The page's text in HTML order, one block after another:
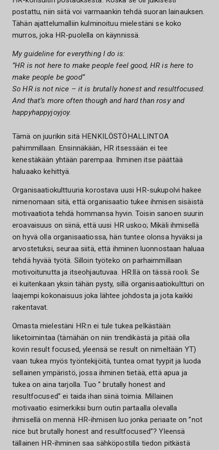
postattu, niin siitä voi varmaankin tehdä suoran lainauksen.
Tähän ajattelumalliin kulminoituu mielestäni se koko
murros, joka HR-puolella on käynnissä.
My guideline for everything I do is:
”HR is not here to make people feel good, HR is here to
make people be good”
So HR is not nice – it is brutally honest and resultfocused.
And that’s more often though and hard than rosy and
happyhappyjoyjoy.
Tämä on juurikin sitä HENKILÖSTÖHALLINTOA
pahimmillaan. Ensinnäkään, HR itsessään ei tee
kenestäkään yhtään parempaa. Ihminen itse päättää
haluaako kehittyä.
Organisaatiokulttuuria korostava uusi HR-sukupolvi hakee
nimenomaan sitä, että organisaatio tukee ihmisen sisäistä
motivaatiota tehdä hommansa hyvin. Toisin sanoen suurin
eroavaisuus on siinä, että uusi HR uskoo; Mikäli ihmisellä
on hyvä olla organisaatiossa, hän tuntee olonsa hyväksi ja
arvostetuksi, seuraa siitä, että ihminen luonnostaan haluaa
tehdä hyvää työtä. Silloin työteko on parhaimmillaan
motivoitunutta ja itseohjautuvaa. HR:llä on tässä rooli. Se
ei kuitenkaan yksin tähän pysty, sillä organisaatiokultturi on
laajempi kokonaisuus joka lähtee johdosta ja jota kaikki
rakentavat.
Omasta mielestäni HR:n ei tule tukea pelkästään
liiketoimintaa (tämähän on niin trendikästä ja pitää olla
kovin result focused, yleensä se result on nimeltään YT)
vaan tukea myös työntekijöitä, tuntea omat tyypit ja luoda
sellainen ympäristö, jossa ihminen tietää, että apua ja
tukea on aina tarjolla. Tuo ” brutally honest and
resultfocused” ei taida ihan siinä toimia. Millainen
motivaatio esimerkiksi burn outin partaalla olevalla
ihmisellä on mennä HR-ihmisen luo jonka periaate on ”not
nice but brutally honest and resultfocused”? Yleensä
tällainen HR-ihminen saa sähköpostilla tiedon pitkästä